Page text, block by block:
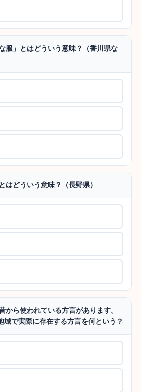
服」とはどういう意味？（香川県な
はどういう意味？（長野県）
から使われている方言があります。
域で実際に存在する方言を何という？